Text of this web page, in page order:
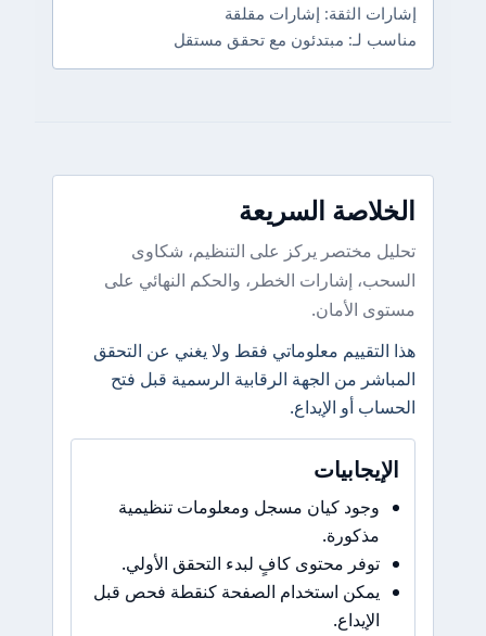
إشارات الثقة: إشارات مقلقة
مناسب لـ: مبتدئون مع تحقق مستقل
الخلاصة السريعة
تحليل مختصر يركز على التنظيم، شكاوى
السحب، إشارات الخطر، والحكم النهائي على
مستوى الأمان.
هذا التقييم معلوماتي فقط ولا يغني عن التحقق
المباشر من الجهة الرقابية الرسمية قبل فتح
الحساب أو الإيداع.
الإيجابيات
وجود كيان مسجل ومعلومات تنظيمية
مذكورة.
توفر محتوى كافٍ لبدء التحقق الأولي.
يمكن استخدام الصفحة كنقطة فحص قبل
الإيداع.